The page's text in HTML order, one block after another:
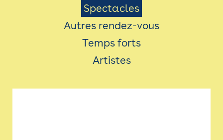
AVEC LES PUBLICS
ACCESSIBILITÉ
LES PRODUCTIONS
Menu
Saison
Spectacles
Autres rendez-vous
Temps forts
Artistes